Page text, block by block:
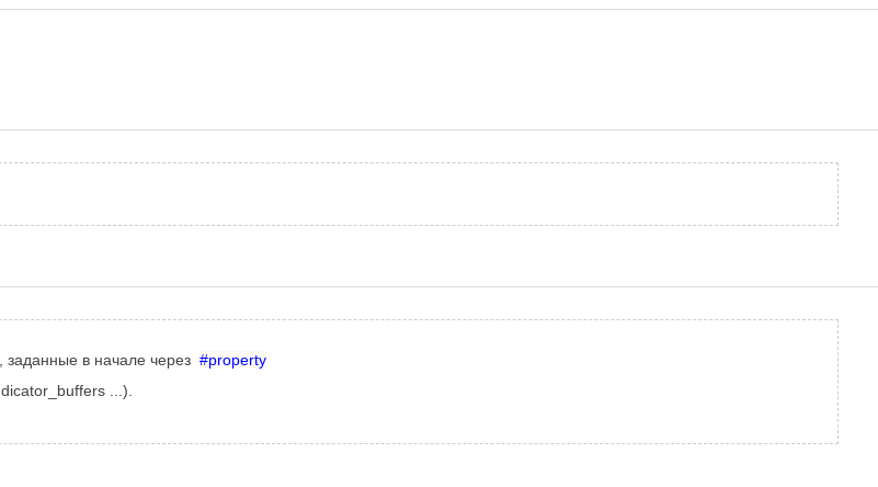
заданные в начале через #property
...).